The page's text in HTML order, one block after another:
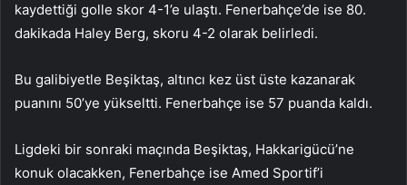
kaydettiği golle skor 4-1’e ulaştı. Fenerbahçe’de ise 80.
dakikada Haley Berg, skoru 4-2 olarak belirledi.
Bu galibiyetle Beşiktaş, altıncı kez üst üste kazanarak
puanını 50’ye yükseltti. Fenerbahçe ise 57 puanda kaldı.
Ligdeki bir sonraki maçında Beşiktaş, Hakkarigücü’ne
konuk olacakken, Fenerbahçe ise Amed Sportif’i